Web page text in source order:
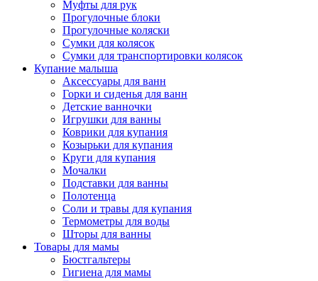
Муфты для рук
Прогулочные блоки
Прогулочные коляски
Сумки для колясок
Сумки для транспортировки колясок
Купание малыша
Аксессуары для ванн
Горки и сиденья для ванн
Детские ванночки
Игрушки для ванны
Коврики для купания
Козырьки для купания
Круги для купания
Мочалки
Подставки для ванны
Полотенца
Соли и травы для купания
Термометры для воды
Шторы для ванны
Товары для мамы
Бюстгальтеры
Гигиена для мамы